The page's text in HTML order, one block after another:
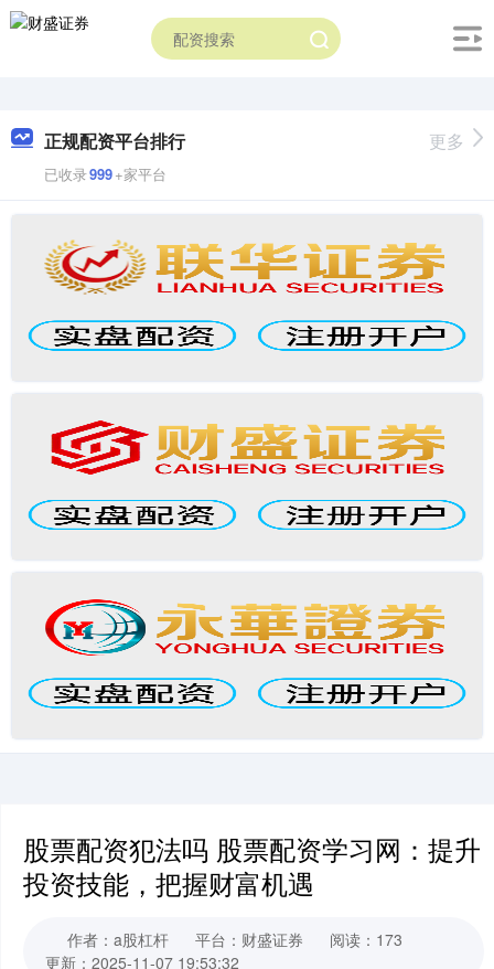
正规配资平台排行
已收录999+家平台
更多
股票配资犯法吗 股票配资学习网：提升
投资技能，把握财富机遇
作者：a股杠杆 平台：财盛证券
阅读：173
更新：2025-11-07 19:53:32